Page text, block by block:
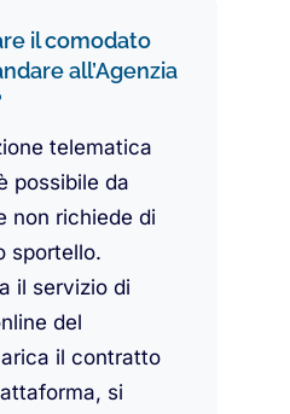
il comodato
all’Agenzia
telematica
possibile da
non richiede di
sportello.
il servizio di
del
il contratto
si